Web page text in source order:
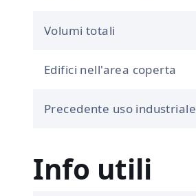
Volumi totali
Edifici nell'area coperta
Precedente uso industriale
Info utili